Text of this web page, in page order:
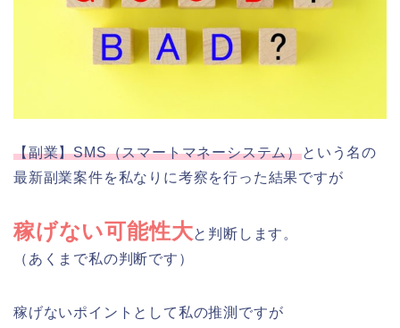
【副業】SMS（スマートマネーシステム）という名の
最新副業案件を私なりに考察を行った結果ですが
稼げない可能性大と判断します。
（あくまで私の判断です）
稼げないポイントとして私の推測ですが